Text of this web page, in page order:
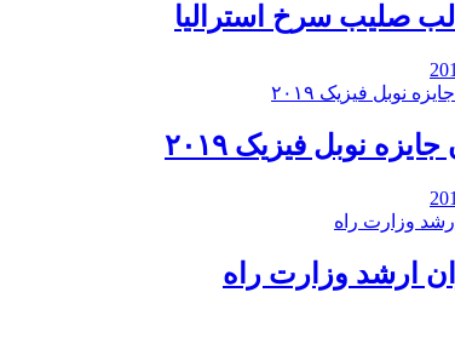
صلیب سرخ استرالیا
نوبل فیزیک ۲۰۱۹
ارشد وزارت راه